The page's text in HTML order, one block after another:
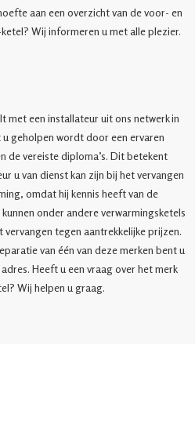
aan een overzicht van de voor- en
Wij informeren u met alle plezier.
met een installateur uit ons netwerk in
geholpen wordt door een ervaren
de vereiste diploma’s. Dit betekent
u van dienst kan zijn bij het vervangen
omdat hij kennis heeft van de
onder andere verwarmingsketels
vervangen tegen aantrekkelijke prijzen.
van één van deze merken bent u
Heeft u een vraag over het merk
Wij helpen u graag.